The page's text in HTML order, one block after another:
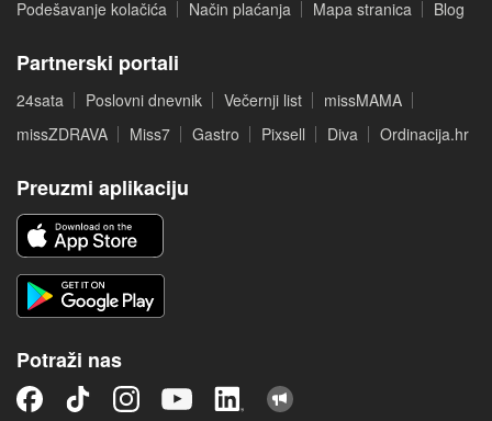
Podešavanje kolačića
Način plaćanja Mapa stranica Blog
Partnerski portali
24sata Poslovni dnevnik Večernji list
missMAMA
missZDRAVA
Miss7 Gastro Pixsell Diva Ordinacija.hr
Preuzmi aplikaciju
Potraži nas